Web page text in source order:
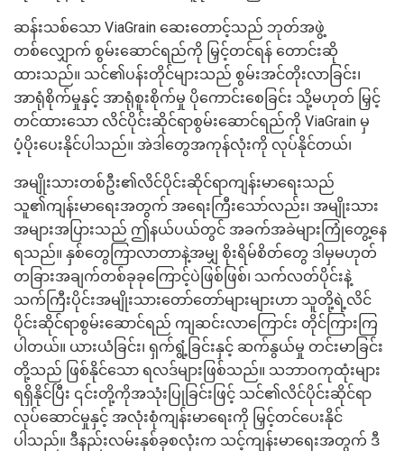
ဆန်းသစ်သော ViaGrain ဆေးတောင့်သည် ဘုတ်အဖွဲ့
တစ်လျှောက် စွမ်းဆောင်ရည်ကို မြှင့်တင်ရန် တောင်းဆို
ထားသည်။ သင်၏ပန်းတိုင်များသည် စွမ်းအင်တိုးလာခြင်း၊
အာရုံစိုက်မှုနှင့် အာရုံစူးစိုက်မှု ပိုကောင်းစေခြင်း သို့မဟုတ် မြှင့်
တင်ထားသော လိင်ပိုင်းဆိုင်ရာစွမ်းဆောင်ရည်ကို ViaGrain မှ
ပံ့ပိုးပေးနိုင်ပါသည်။ အဲဒါတွေအကုန်လုံးကို လုပ်နိုင်တယ်၊
အမျိုးသားတစ်ဦး၏လိင်ပိုင်းဆိုင်ရာကျန်းမာရေးသည်
သူ၏ကျန်းမာရေးအတွက် အရေးကြီးသော်လည်း၊ အမျိုးသား
အများအပြားသည် ဤနယ်ပယ်တွင် အခက်အခဲများကြုံတွေ့နေ
ရသည်။ နှစ်တွေကြာလာတာနဲ့အမျှ စိုးရိမ်စိတ်တွေ ဒါမှမဟုတ်
တခြားအချက်တစ်ခုခုကြောင့်ပဲဖြစ်ဖြစ်၊ သက်လတ်ပိုင်းနဲ့
သက်ကြီးပိုင်းအမျိုးသားတော်တော်များများဟာ သူတို့ရဲ့လိင်
ပိုင်းဆိုင်ရာစွမ်းဆောင်ရည် ကျဆင်းလာကြောင်း တိုင်ကြားကြ
ပါတယ်။ ယားယံခြင်း၊ ရှက်ရွံ့ခြင်းနှင့် ဆက်နွယ်မှု တင်းမာခြင်း
တို့သည် ဖြစ်နိုင်သော ရလဒ်များဖြစ်သည်။ သဘာဝကုထုံးများ
ရရှိနိုင်ပြီး ၎င်းတို့ကိုအသုံးပြုခြင်းဖြင့် သင်၏လိင်ပိုင်းဆိုင်ရာ
လုပ်ဆောင်မှုနှင့် အလုံးစုံကျန်းမာရေးကို မြှင့်တင်ပေးနိုင်
ပါသည်။ ဒီနည်းလမ်းနှစ်ခုစလုံးက သင့်ကျန်းမာရေးအတွက် ဒီ